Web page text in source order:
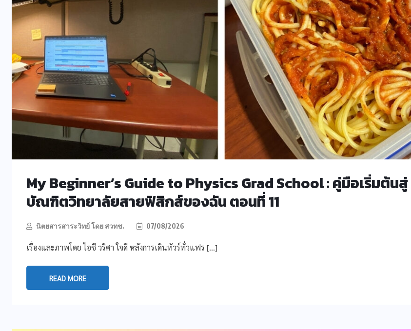
My Beginner’s Guide to Physics Grad School : คู่มือเริ่มต้นสู่
บัณฑิตวิทยาลัยสายฟิสิกส์ของฉัน ตอนที่ 11
นิตยสารสาระวิทย์ โดย สวทช. 07/08/2026
เรื่องและภาพโดย ไอซี วริศา ใจดี หลังการเดินทัวร์ทั่วแฟร […]
READ MORE
คอลัมน์ประจำ
อ่านรหัสชีวิตของปลาดุก เมื่อจีโนม
เปลี่ยนอนาคตการเพาะเลี้ยงสัตว์น้ำ
07/08/2026
คอลัมน์ประจำ สาระวิทย์ในศิลป์
My Beginner’s Guide to
Physics Grad School : คู่มือเริ่ม
ต้นสู่บัณฑิตวิทยาลัยสายฟิสิกส์ของ
ฉัน ตอนที่ 11
07/08/2026